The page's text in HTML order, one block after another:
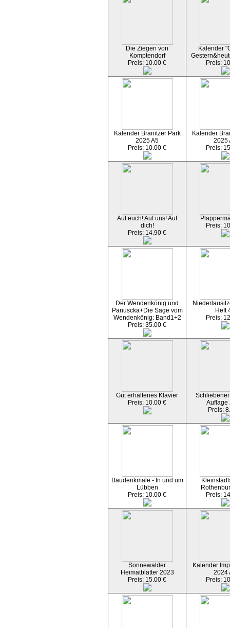
Die Ziegen von
Komptendorf
Preis: 10.00 €
Kalender
Preis:
Kalender Branitzer Park
2025 A5
Preis: 10.00 €
Kalender
2025
Preis:
Auf euch! Auf uns! Auf
dich!
Preis: 14.90 €
Preis:
Der Wendenkönig und
Panuscka+Die Sage vom
Wendenkönig: Band1+2
Preis: 35.00 €
Heft
Preis:
Gut erhaltenes Klavier
Preis: 10.00 €
Auflage
Preis:
Baudenkmale - In und um
Lübben
Preis: 10.00 €
Preis:
Sonnewalder
Heimatblätter 2023
Preis: 15.00 €
Kalender
2024
Preis: